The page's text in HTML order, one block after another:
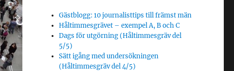
Gästblogg: 10 journalisttips till främst män
Håltimmesgrävet – exempel A, B och C
Dags för utgörning (Håltimmesgräv del
5/5)
Sätt igång med undersökningen
(Håltimmesgräv del 4/5)